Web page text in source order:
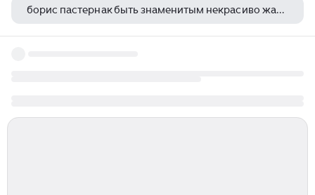
борис пастернак быть знаменитым некрасиво жанр